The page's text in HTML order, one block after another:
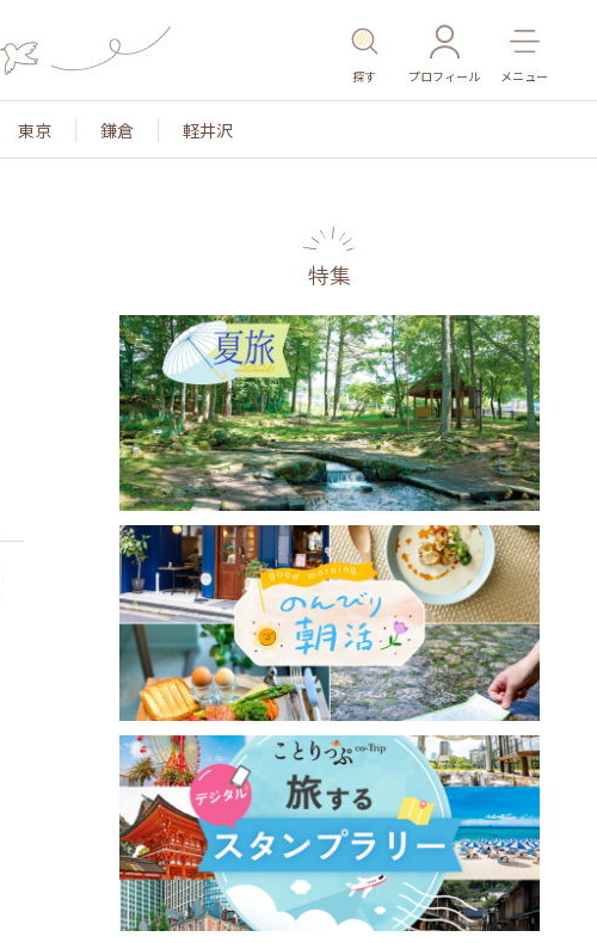
探す プロフィール メニュー
東京 鎌倉 軽井沢
特集